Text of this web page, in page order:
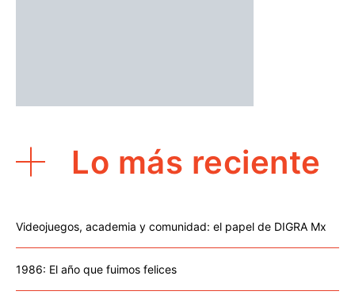
Lo más reciente
Videojuegos, academia y comunidad: el papel de DIGRA Mx
1986: El año que fuimos felices